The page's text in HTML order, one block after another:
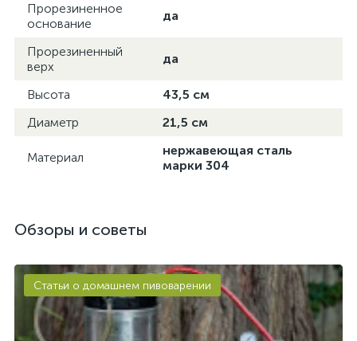
Прорезиненное
основание
да
Прорезиненный
верх
да
Высота
43,5 см
Диаметр
21,5 см
Материал
нержавеющая сталь
марки 304
Обзоры и советы
Статьи о домашнем пивоварении